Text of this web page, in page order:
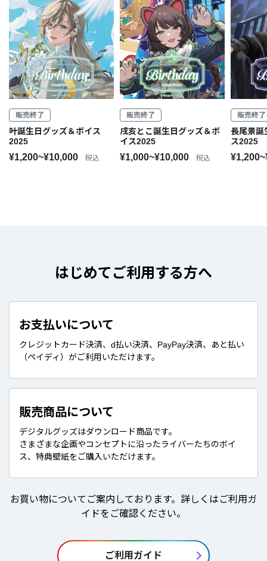
販売終了
叶誕生日グッズ＆ボイス
2025
¥1,200~¥10,000 税込
販売終了
戌亥とこ誕生日グッズ＆ボ
イス2025
¥1,000~¥10,000 税込
販売終了
長尾景誕
ス2025
はじめてご利用する方へ
お支払いについて
クレジットカード決済、d払い決済、PayPay決済、あと払い
（ペイディ）がご利用いただけます。
販売商品について
デジタルグッズはダウンロード商品です。
さまざまな企画やコンセプトに沿ったライバーたちのボイ
ス、特典壁紙をご購入いただけます。
お買い物についてご案内しております。詳しくはご利用ガ
イドをご確認ください。
ご利用ガイド